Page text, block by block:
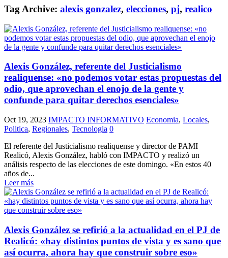
Tag Archive: alexis gonzalez, elecciones, pj, realico
Alexis González, referente del Justicialismo
realiquense: «no podemos votar estas propuestas del
odio, que aprovechan el enojo de la gente y
confunde para quitar derechos esenciales»
Oct 19, 2023 IMPACTO INFORMATIVO Economia, Locales,
Politica, Regionales, Tecnologia 0
El referente del Justicialismo realiquense y director de PAMI
Realicó, Alexis González, habló con IMPACTO y realizó un
análisis respecto de las elecciones de este domingo. «En estos 40
años de...
Leer más
Alexis González se refirió a la actualidad en el PJ de
Realicó: «hay distintos puntos de vista y es sano que
así ocurra, ahora hay que construir sobre eso»